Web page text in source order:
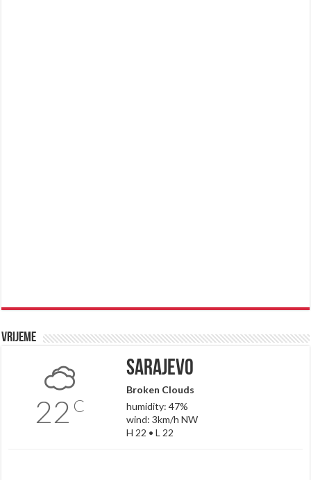
Vrijeme
22 C
Sarajevo
Broken Clouds
humidity: 47%
wind: 3km/h NW
H 22 • L 22